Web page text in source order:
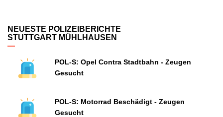
NEUESTE POLIZEIBERICHTE
STUTTGART MÜHLHAUSEN
POL-S: Opel Contra Stadtbahn - Zeugen
Gesucht
POL-S: Motorrad Beschädigt - Zeugen
Gesucht